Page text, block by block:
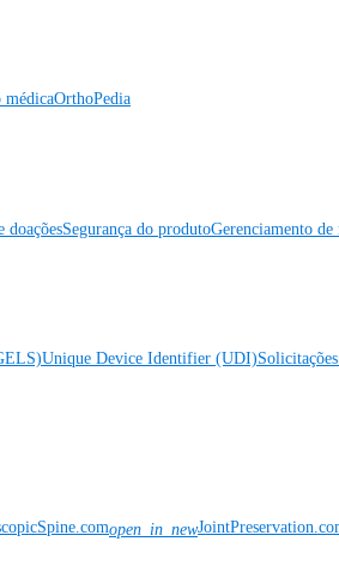
médicaOrthoPedia
doaçõesSegurança do produtoGerenciamento
Unique Device Identifier (UDI)
open_in_new